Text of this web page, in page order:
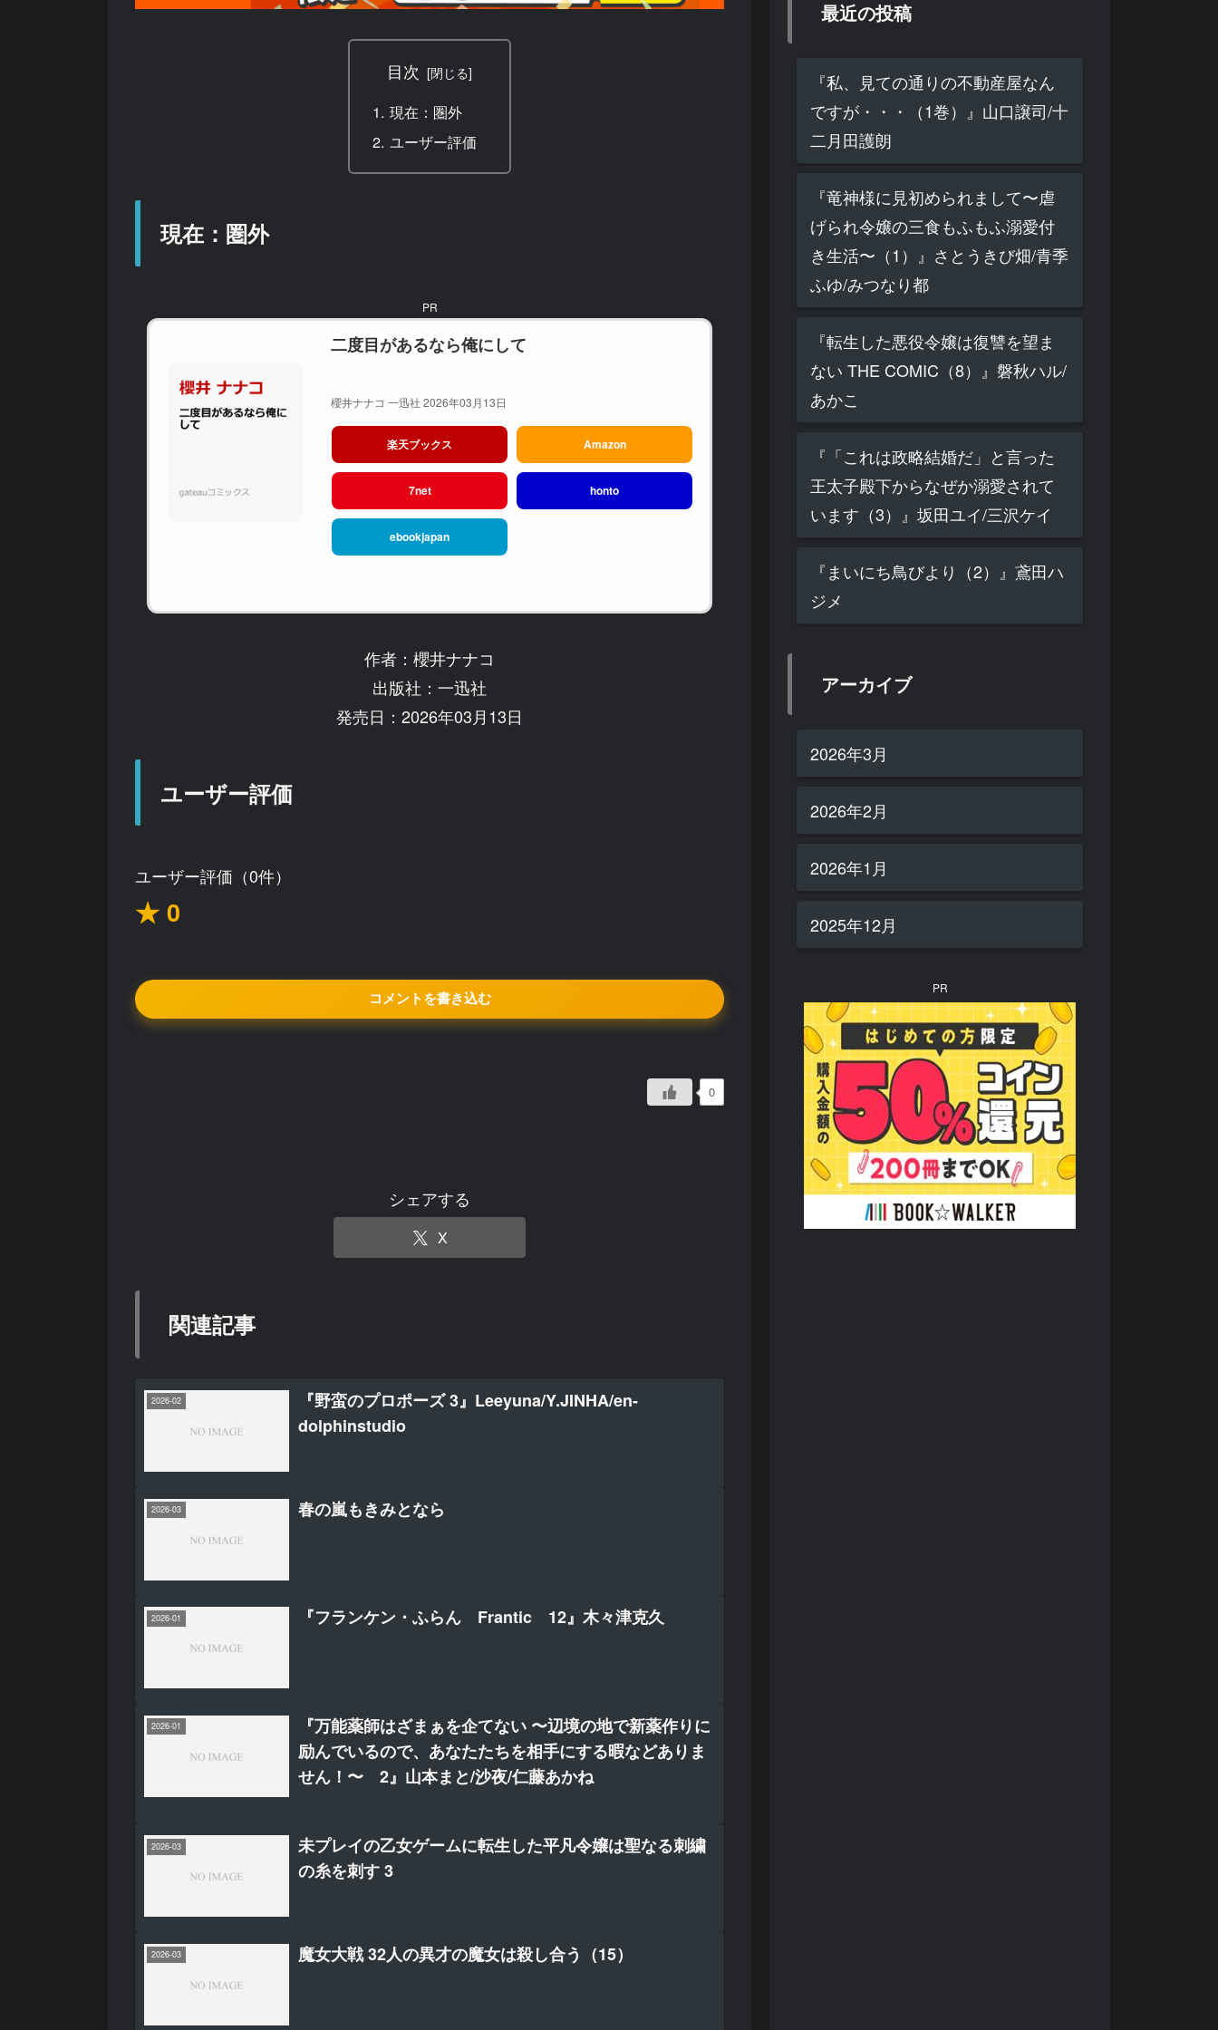
目次
現在：圏外
ユーザー評価
現在：圏外
PR
二度目があるなら俺にして
櫻井ナナコ 一迅社 2026年03月13日
楽天ブックス Amazon
7net honto
ebookjapan
作者：櫻井ナナコ
出版社：一迅社
発売日：2026年03月13日
ユーザー評価
ユーザー評価（0件）
★ 0
コメントを書き込む
0
シェアする
X
関連記事
2026-02
『野蛮のプロポーズ 3』Leeyuna/Y.JINHA/en-
dolphinstudio
2026-03 春の嵐もきみとなら
2026-01 『フランケン・ふらん Frantic 12』木々津克久
2026-01
『万能薬師はざまぁを企てない 〜辺境の地で新薬作りに
励んでいるので、あなたたちを相手にする暇などありま
せん！〜 2』山本まと/沙夜/仁藤あかね
2026-03
未プレイの乙女ゲームに転生した平凡令嬢は聖なる刺繍
の糸を刺す 3
2026-03 魔女大戦 32人の異才の魔女は殺し合う（15）
最近の投稿
『私、見ての通りの不動産屋なん
ですが・・・（1巻）』山口譲司/十
二月田護朗
『竜神様に見初められまして〜虐
げられ令嬢の三食もふもふ溺愛付
き生活〜（1）』さとうきび畑/青季
ふゆ/みつなり都
『転生した悪役令嬢は復讐を望ま
ない THE COMIC（8）』磐秋ハル/
あかこ
『「これは政略結婚だ」と言った
王太子殿下からなぜか溺愛されて
います（3）』坂田ユイ/三沢ケイ
『まいにち鳥びより（2）』鳶田ハ
ジメ
アーカイブ
2026年3月
2026年2月
2026年1月
2025年12月
PR